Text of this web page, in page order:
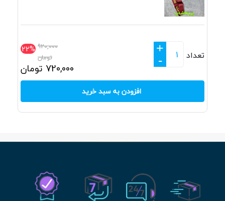
22% 920,000
تومان
720,000 تومان
تعداد
+
-
افزودن به سبد خرید